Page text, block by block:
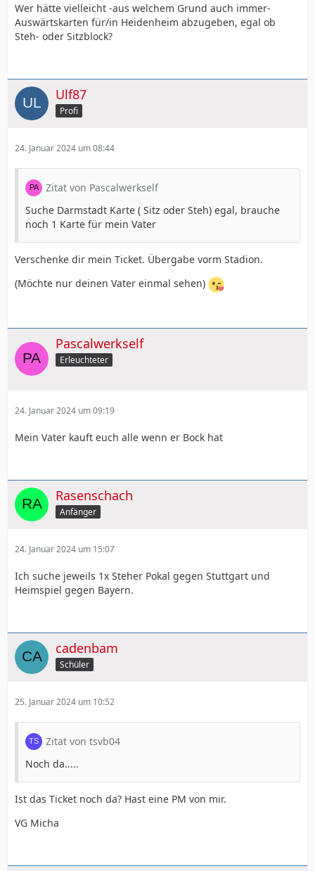
Wer hätte vielleicht -aus welchem Grund auch immer-
Auswärtskarten für/in Heidenheim abzugeben, egal ob
Steh- oder Sitzblock?
Ulf87
Profi
24. Januar 2024 um 08:44
Zitat von Pascalwerkself
Suche Darmstadt Karte ( Sitz oder Steh) egal, brauche
noch 1 Karte für mein Vater
Verschenke dir mein Ticket. Übergabe vorm Stadion.
(Möchte nur deinen Vater einmal sehen)
Pascalwerkself
Erleuchteter
24. Januar 2024 um 09:19
Mein Vater kauft euch alle wenn er Bock hat
Rasenschach
Anfänger
24. Januar 2024 um 15:07
Ich suche jeweils 1x Steher Pokal gegen Stuttgart und
Heimspiel gegen Bayern.
cadenbam
Schüler
25. Januar 2024 um 10:52
Zitat von tsvb04
Noch da.....
Ist das Ticket noch da? Hast eine PM von mir.
VG Micha